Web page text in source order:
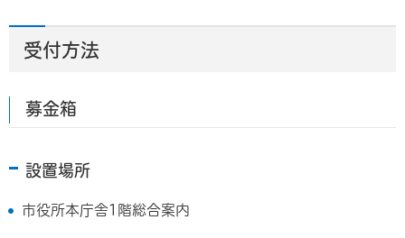
受付方法
募金箱
設置場所
市役所本庁舎1階総合案内